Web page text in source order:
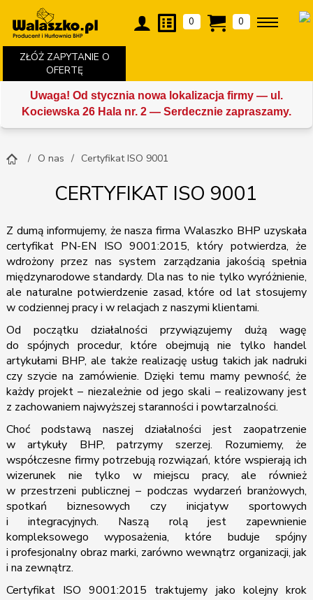
ZŁÓŻ ZAPYTANIE O
OFERTĘ
0 0
Uwaga! Od stycznia nowa lokalizacja firmy — ul.
Kociewska 26 Hala nr. 2 — Serdecznie zapraszamy.
O nas Certyfikat ISO 9001
CERTYFIKAT ISO 9001
Z dumą informujemy, że nasza firma Walaszko BHP uzyskała
certyfikat PN-EN ISO 9001:2015, który potwierdza, że
wdrożony przez nas system zarządzania jakością spełnia
międzynarodowe standardy. Dla nas to nie tylko wyróżnienie,
ale naturalne potwierdzenie zasad, które od lat stosujemy
w codziennej pracy i w relacjach z naszymi klientami.
Od początku działalności przywiązujemy dużą wagę
do spójnych procedur, które obejmują nie tylko handel
artykułami BHP, ale także realizację usług takich jak nadruki
czy szycie na zamówienie. Dzięki temu mamy pewność, że
każdy projekt – niezależnie od jego skali – realizowany jest
z zachowaniem najwyższej staranności i powtarzalności.
Choć podstawą naszej działalności jest zaopatrzenie
w artykuły BHP, patrzymy szerzej. Rozumiemy, że
współczesne firmy potrzebują rozwiązań, które wspierają ich
wizerunek nie tylko w miejscu pracy, ale również
w przestrzeni publicznej – podczas wydarzeń branżowych,
spotkań biznesowych czy inicjatyw sportowych
i integracyjnych. Naszą rolą jest zapewnienie
kompleksowego wyposażenia, które buduje spójny
i profesjonalny obraz marki, zarówno wewnątrz organizacji, jak
i na zewnątrz.
Certyfikat ISO 9001:2015 traktujemy jako kolejny krok